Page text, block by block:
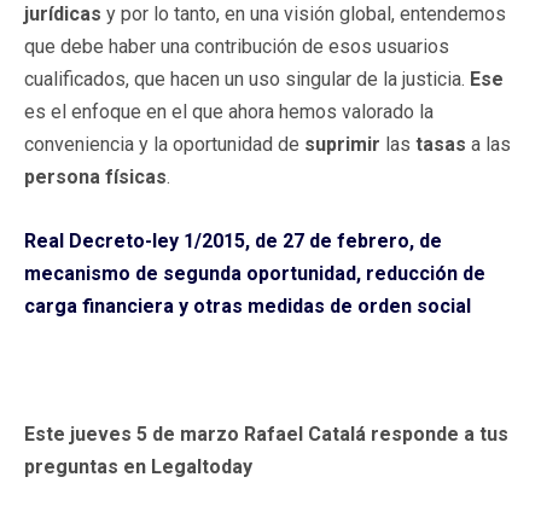
jurídicas y por lo tanto, en una visión global, entendemos
que debe haber una contribución de esos usuarios
cualificados, que hacen un uso singular de la justicia. Ese
es el enfoque en el que ahora hemos valorado la
conveniencia y la oportunidad de suprimir las tasas a las
persona físicas.
Real Decreto-ley 1/2015, de 27 de febrero, de
mecanismo de segunda oportunidad, reducción de
carga financiera y otras medidas de orden social
Este jueves 5 de marzo Rafael Catalá responde a tus
preguntas en Legaltoday